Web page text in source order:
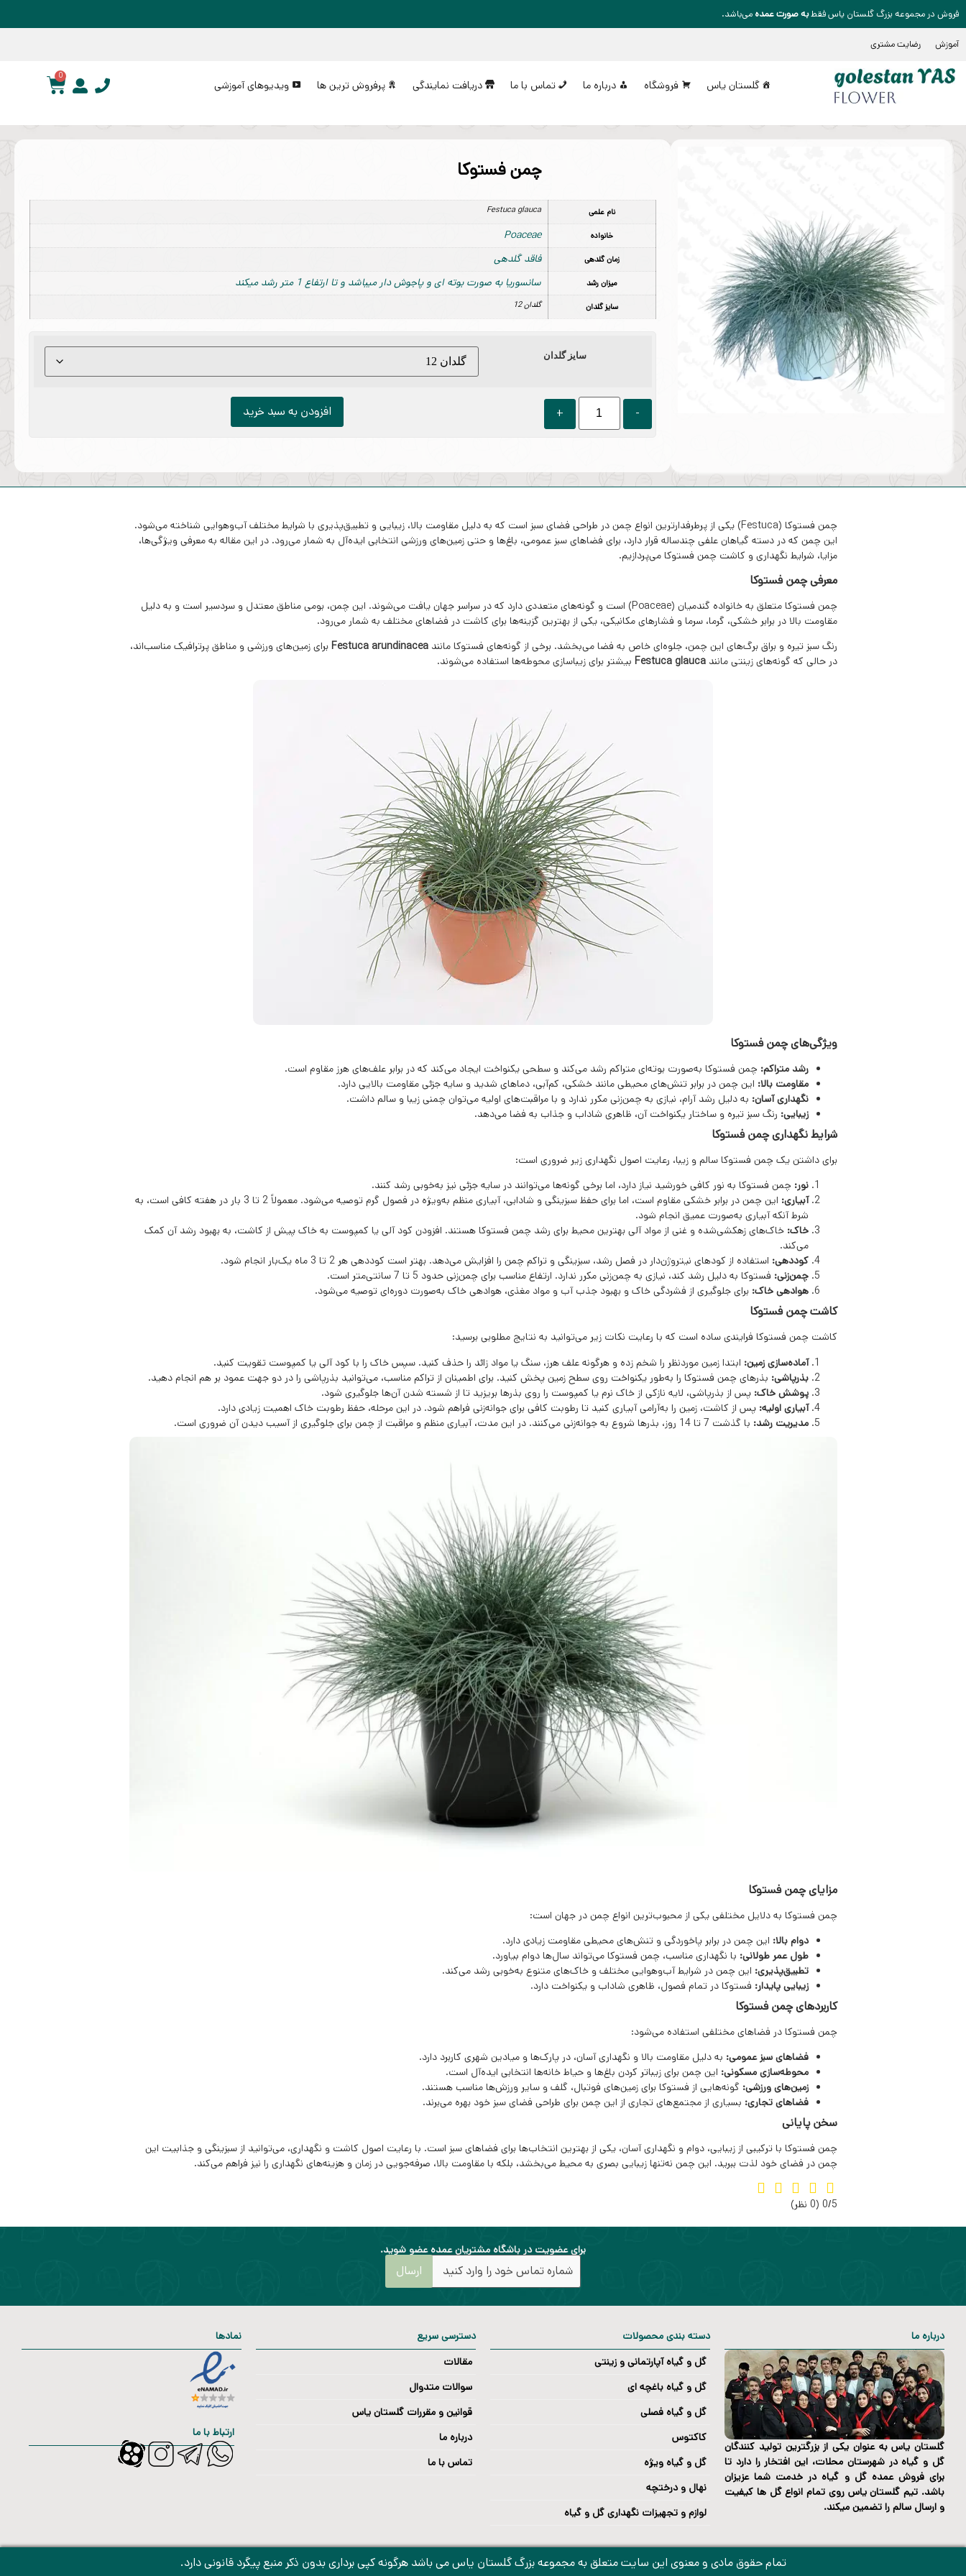
فروش در مجموعه بزرگ گلستان یاس فقطبه صورت عمده می‌باشد.
آموزش رضایت مشتری
گلستان یاس فروشگاه درباره ما تماس با ما دریافت نمایندگی پرفروش ترین ها ویدیوهای آموزشی
0
چمن فستوکا
نام علمی Festuca glauca
خانواده Poaceae
زمان گلدهی فاقد گلدهی
میزان رشد سانسوریا به صورت بوته ای و پاجوش دار میباشد و تا ارتفاع 1 متر رشد میکند
سایز گلدان گلدان 12
سایز گلدان
افزودن به سبد خرید
چمن فستوکا (Festuca) یکی از پرطرفدارترین انواع چمن در طراحی فضای سبز است که به دلیل مقاومت بالا، زیبایی و تطبیق‌پذیری با شرایط مختلف آب‌وهوایی شناخته می‌شود.
این چمن که در دسته گیاهان علفی چندساله قرار دارد، برای فضاهای سبز عمومی، باغ‌ها و حتی زمین‌های ورزشی انتخابی ایده‌آل به شمار می‌رود. در این مقاله به معرفی ویژگی‌ها،
مزایا، شرایط نگهداری و کاشت چمن فستوکا می‌پردازیم.
معرفی چمن فستوکا
چمن فستوکا متعلق به خانواده گندمیان (Poaceae) است و گونه‌های متعددی دارد که در سراسر جهان یافت می‌شوند. این چمن، بومی مناطق معتدل و سردسیر است و به دلیل
مقاومت بالا در برابر خشکی، گرما، سرما و فشارهای مکانیکی، یکی از بهترین گزینه‌ها برای کاشت در فضاهای مختلف به شمار می‌رود.
رنگ سبز تیره و براق برگ‌های این چمن، جلوه‌ای خاص به فضا می‌بخشد. برخی از گونه‌های فستوکا مانندFestuca arundinacea برای زمین‌های ورزشی و مناطق پرترافیک مناسب‌اند،
در حالی که گونه‌های زینتی مانندFestuca glauca بیشتر برای زیباسازی محوطه‌ها استفاده می‌شوند.
ویژگی‌های چمن فستوکا
رشد متراکم: چمن فستوکا به‌صورت بوته‌ای متراکم رشد می‌کند و سطحی یکنواخت ایجاد می‌کند که در برابر علف‌های هرز مقاوم است.
مقاومت بالا: این چمن در برابر تنش‌های محیطی مانند خشکی، کم‌آبی، دماهای شدید و سایه جزئی مقاومت بالایی دارد.
نگهداری آسان: به دلیل رشد آرام، نیازی به چمن‌زنی مکرر ندارد و با مراقبت‌های اولیه می‌توان چمنی زیبا و سالم داشت.
زیبایی: رنگ سبز تیره و ساختار یکنواخت آن، ظاهری شاداب و جذاب به فضا می‌دهد.
شرایط نگهداری چمن فستوکا
برای داشتن یک چمن فستوکا سالم و زیبا، رعایت اصول نگهداری زیر ضروری است:
نور: چمن فستوکا به نور کافی خورشید نیاز دارد، اما برخی گونه‌ها می‌توانند در سایه جزئی نیز به‌خوبی رشد کنند.
آبیاری:
این چمن در برابر خشکی مقاوم است، اما برای حفظ سبزینگی و شادابی، آبیاری منظم به‌ویژه در فصول گرم توصیه می‌شود. معمولاً 2 تا 3 بار در هفته کافی است، به
شرط آنکه آبیاری به‌صورت عمیق انجام شود.
خاک: خاک‌های زهکشی‌شده و غنی از مواد آلی بهترین محیط برای رشد چمن فستوکا هستند. افزودن کود آلی یا کمپوست به خاک پیش از کاشت، به بهبود رشد آن کمک
می‌کند.
کوددهی: استفاده از کودهای نیتروژن‌دار در فصل رشد، سبزینگی و تراکم چمن را افزایش می‌دهد. بهتر است کوددهی هر 2 تا 3 ماه یک‌بار انجام شود.
چمن‌زنی: فستوکا به دلیل رشد کند، نیازی به چمن‌زنی مکرر ندارد. ارتفاع مناسب برای چمن‌زنی حدود 5 تا 7 سانتی‌متر است.
هوادهی خاک: برای جلوگیری از فشردگی خاک و بهبود جذب آب و مواد مغذی، هوادهی خاک به‌صورت دوره‌ای توصیه می‌شود.
کاشت چمن فستوکا
کاشت چمن فستوکا فرایندی ساده است که با رعایت نکات زیر می‌توانید به نتایج مطلوبی برسید:
آماده‌سازی زمین: ابتدا زمین موردنظر را شخم زده و هرگونه علف هرز، سنگ یا مواد زائد را حذف کنید. سپس خاک را با کود آلی یا کمپوست تقویت کنید.
بذرپاشی: بذرهای چمن فستوکا را به‌طور یکنواخت روی سطح زمین پخش کنید. برای اطمینان از تراکم مناسب، می‌توانید بذرپاشی را در دو جهت عمود بر هم انجام دهید.
پوشش خاک: پس از بذرپاشی، لایه نازکی از خاک نرم یا کمپوست را روی بذرها بریزید تا از شسته شدن آن‌ها جلوگیری شود.
آبیاری اولیه: پس از کاشت، زمین را به‌آرامی آبیاری کنید تا رطوبت کافی برای جوانه‌زنی فراهم شود. در این مرحله، حفظ رطوبت خاک اهمیت زیادی دارد.
مدیریت رشد: با گذشت 7 تا 14 روز، بذرها شروع به جوانه‌زنی می‌کنند. در این مدت، آبیاری منظم و مراقبت از چمن برای جلوگیری از آسیب دیدن آن ضروری است.
مزایای چمن فستوکا
چمن فستوکا به دلایل مختلفی یکی از محبوب‌ترین انواع چمن در جهان است:
دوام بالا: این چمن در برابر پاخوردگی و تنش‌های محیطی مقاومت زیادی دارد.
طول عمر طولانی: با نگهداری مناسب، چمن فستوکا می‌تواند سال‌ها دوام بیاورد.
تطبیق‌پذیری: این چمن در شرایط آب‌وهوایی مختلف و خاک‌های متنوع به‌خوبی رشد می‌کند.
زیبایی پایدار: فستوکا در تمام فصول، ظاهری شاداب و یکنواخت دارد.
کاربردهای چمن فستوکا
چمن فستوکا در فضاهای مختلفی استفاده می‌شود:
فضاهای سبز عمومی: به دلیل مقاومت بالا و نگهداری آسان، در پارک‌ها و میادین شهری کاربرد دارد.
محوطه‌سازی مسکونی: این چمن برای زیباتر کردن باغ‌ها و حیاط خانه‌ها انتخابی ایده‌آل است.
زمین‌های ورزشی: گونه‌هایی از فستوکا برای زمین‌های فوتبال، گلف و سایر ورزش‌ها مناسب هستند.
فضاهای تجاری: بسیاری از مجتمع‌های تجاری از این چمن برای طراحی فضای سبز خود بهره می‌برند.
سخن پایانی
چمن فستوکا با ترکیبی از زیبایی، دوام و نگهداری آسان، یکی از بهترین انتخاب‌ها برای فضاهای سبز است. با رعایت اصول کاشت و نگهداری، می‌توانید از سبزینگی و جذابیت این
چمن در فضای خود لذت ببرید. این چمن نه‌تنها زیبایی بصری به محیط می‌بخشد، بلکه با مقاومت بالا، صرفه‌جویی در زمان و هزینه‌های نگهداری را نیز فراهم می‌کند.
‫0/5 ‫(0 نظر)
برای عضویت در باشگاه مشتریان عمده عضو شوید.
درباره ما
گلستان یاس به عنوان یکی از بزرگترین تولید کنندگان
گل و گیاه در شهرستان محلات، این افتخار را دارد تا
برای فروش عمده گل و گیاه در خدمت شما عزیزان
باشد. تیم گلستان یاس روی تمام انواع گل ها کیفیت
و ارسال سالم را تضمین میکند.
دسته بندی محصولات
گل و گیاه آپارتمانی و زینتی
گل و گیاه باغچه ای
گل و گیاه فصلی
کاکتوس
گل و گیاه ویژه
نهال و درختچه
لوازم و تجهیزات نگهداری گل و گیاه
دسترسی سریع
مقالات
سوالات متدوال
قوانین و مقررات گلستان یاس
درباره ما
تماس با ما
نمادها
ارتباط با ما
تمام حقوق مادی و معنوی این سایت متعلق به مجموعه بزرگ گلستان یاس می باشد هرگونه کپی برداری بدون ذکر منبع پیگرد قانونی دارد.